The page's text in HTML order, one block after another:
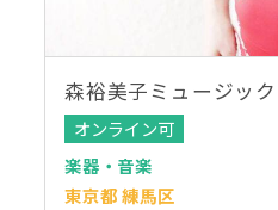
森裕美子ミュージッ
オンライン可
楽器・音楽
東京都 練馬区